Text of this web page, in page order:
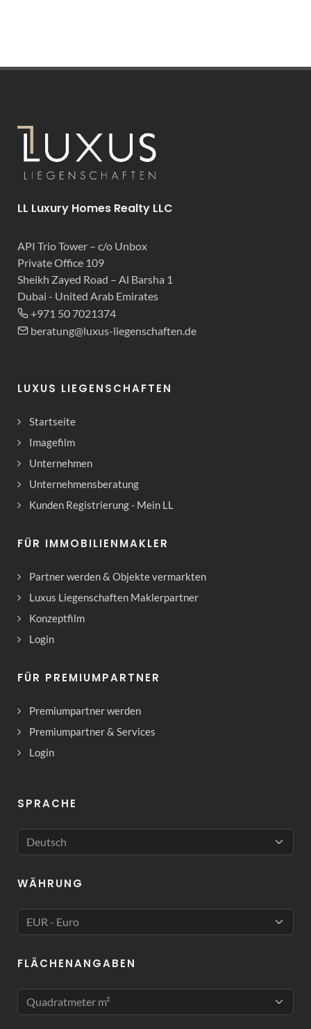
LL Luxury Homes Realty LLC
API Trio Tower – c/o Unbox
Private Office 109
Sheikh Zayed Road – Al Barsha 1
Dubai - United Arab Emirates
+971 50 7021374
beratung@luxus-liegenschaften.de
LUXUS LIEGENSCHAFTEN
Startseite
Imagefilm
Unternehmen
Unternehmensberatung
Kunden Registrierung - Mein LL
FÜR IMMOBILIENMAKLER
Partner werden & Objekte vermarkten
Luxus Liegenschaften Maklerpartner
Konzeptfilm
Login
FÜR PREMIUMPARTNER
Premiumpartner werden
Premiumpartner & Services
Login
SPRACHE
WÄHRUNG
FLÄCHENANGABEN